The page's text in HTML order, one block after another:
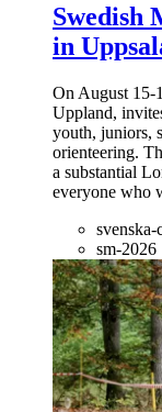
Swedish
in
On August
Uppland,
youth, juniors,
orienteering.
a substantial
everyone who
svenska-
sm-2026